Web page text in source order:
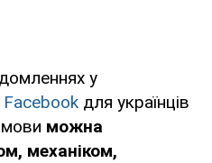
у
Facebook для українців
мови можна
механіком,